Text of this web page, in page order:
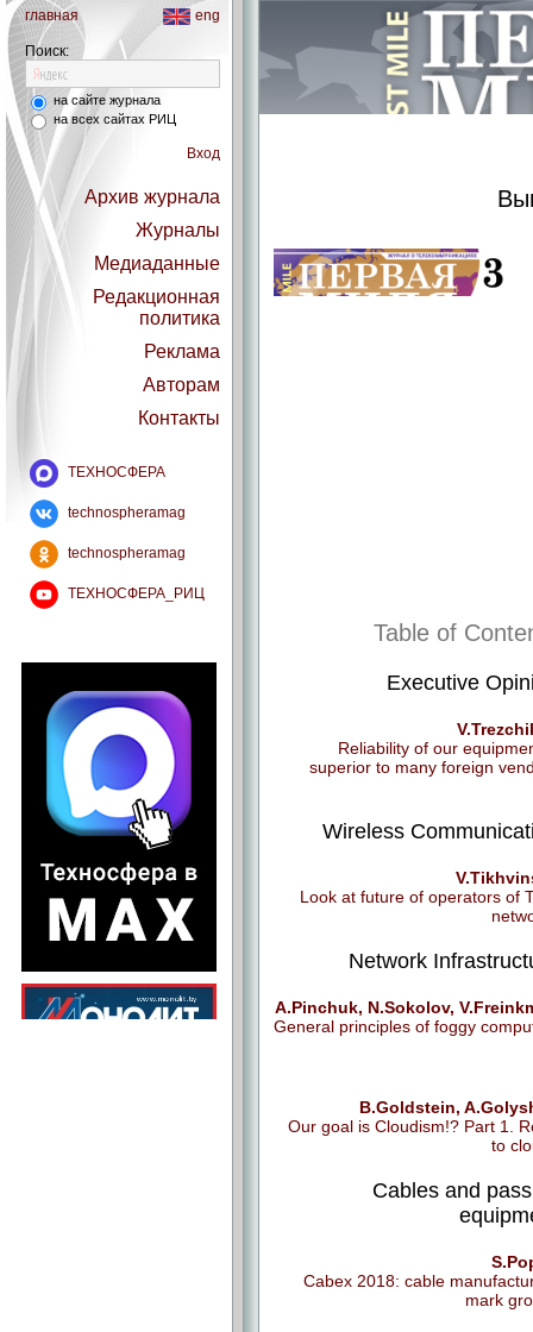
главная eng
Поиск:
на сайте журнала
на всех сайтах РИЦ
Вход
Архив журнала
Журналы
Медиаданные
Редакционная
политика
Реклама
Авторам
Контакты
ТЕХНОСФЕРА
technospheramag
technospheramag
ТЕХНОСФЕРА_РИЦ
Table of
Executive
Reliability of our
superior to many foreign
Wireless
Look at future of operators of
Network
A.Pinchuk, N.Sokolov,
General principles of foggy
B.Goldstein,
Our goal is Cloudism!? Part 1.
to
Cables and
Cabex 2018: cable
mark